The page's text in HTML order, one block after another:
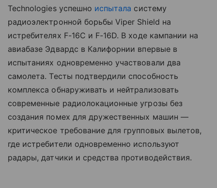
Technologies успешно испытала систему
радиоэлектронной борьбы Viper Shield на
истребителях F-16C и F-16D. В ходе кампании на
авиабазе Эдвардс в Калифорнии впервые в
испытаниях одновременно участвовали два
самолета. Тесты подтвердили способность
комплекса обнаруживать и нейтрализовать
современные радиолокационные угрозы без
создания помех для дружественных машин —
критическое требование для групповых вылетов,
где истребители одновременно используют
радары, датчики и средства противодействия.